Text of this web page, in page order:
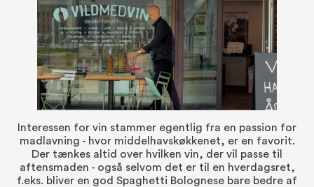
Interessen for vin stammer egentlig fra en passion for
madlavning - hvor middelhavskøkkenet, er en favorit.
Der tænkes altid over hvilken vin, der vil passe til
aftensmaden - også selvom det er til en hverdagsret,
f.eks. bliver en god Spaghetti Bolognese bare bedre af